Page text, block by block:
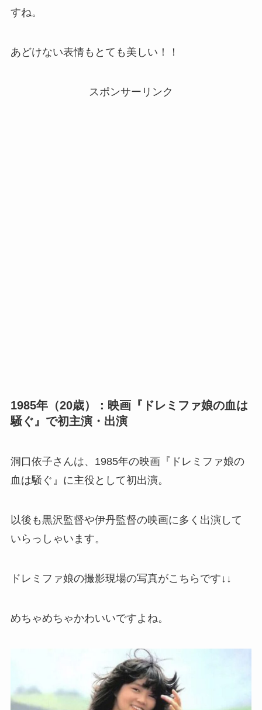
すね。
あどけない表情もとても美しい！！
スポンサーリンク
1985年（20歳）：映画『ドレミファ娘の血は
騒ぐ』で初主演・出演
洞口依子さんは、1985年の映画『ドレミファ娘の
血は騒ぐ』に主役として初出演。
以後も黒沢監督や伊丹監督の映画に多く出演して
いらっしゃいます。
ドレミファ娘の撮影現場の写真がこちらです↓↓
めちゃめちゃかわいいですよね。